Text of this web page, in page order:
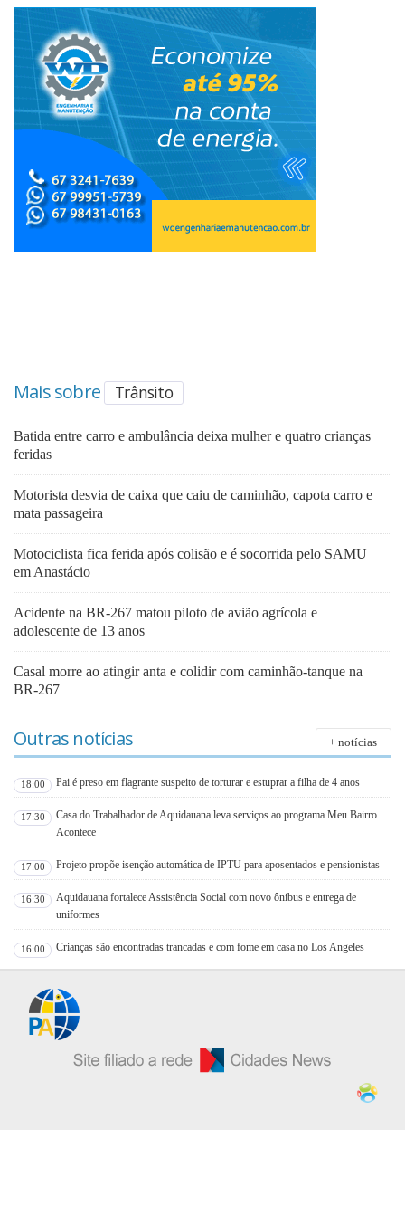
Mais sobre Trânsito
Batida entre carro e ambulância deixa mulher e quatro crianças
feridas
Motorista desvia de caixa que caiu de caminhão, capota carro e
mata passageira
Motociclista fica ferida após colisão e é socorrida pelo SAMU
em Anastácio
Acidente na BR-267 matou piloto de avião agrícola e
adolescente de 13 anos
Casal morre ao atingir anta e colidir com caminhão-tanque na
BR-267
Outras notícias + notícias
18:00 Pai é preso em flagrante suspeito de torturar e estuprar a filha de 4 anos
17:30
Casa do Trabalhador de Aquidauana leva serviços ao programa Meu Bairro
Acontece
17:00 Projeto propõe isenção automática de IPTU para aposentados e pensionistas
16:30
Aquidauana fortalece Assistência Social com novo ônibus e entrega de
uniformes
16:00 Crianças são encontradas trancadas e com fome em casa no Los Angeles